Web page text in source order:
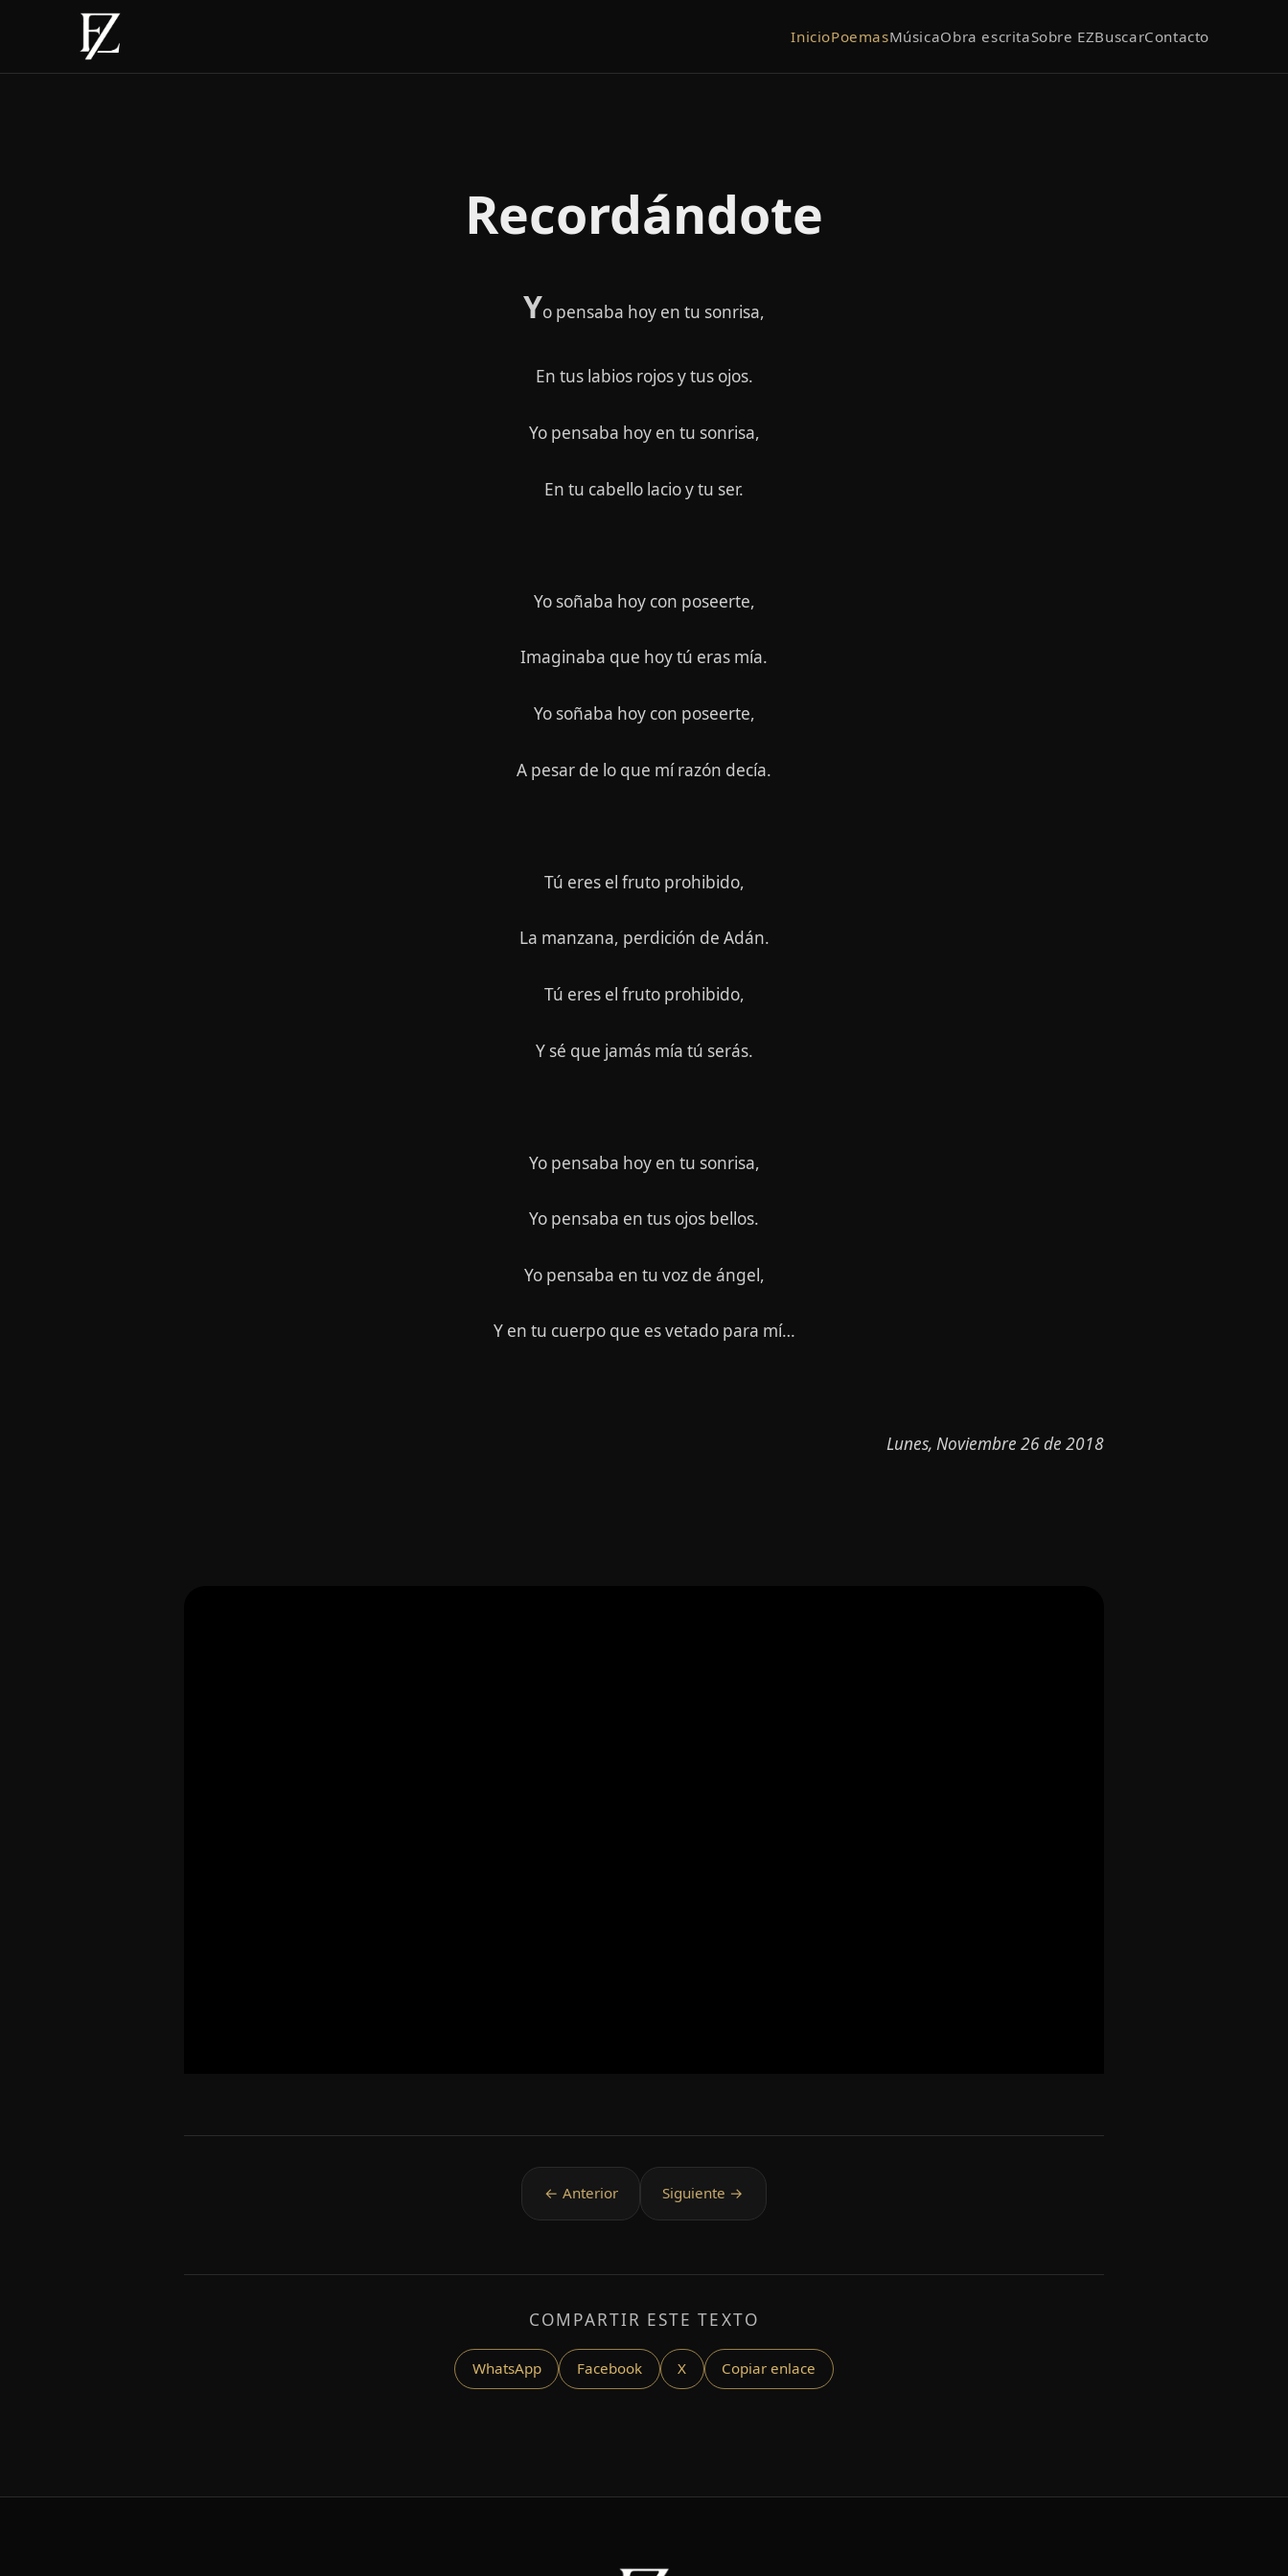
InicioPoemasMúsicaObra escritaSobre EZBuscarContacto
Recordándote
Yo pensaba hoy en tu sonrisa,
En tus labios rojos y tus ojos.
Yo pensaba hoy en tu sonrisa,
En tu cabello lacio y tu ser.
Yo soñaba hoy con poseerte,
Imaginaba que hoy tú eras mía.
Yo soñaba hoy con poseerte,
A pesar de lo que mí razón decía.
Tú eres el fruto prohibido,
La manzana, perdición de Adán.
Tú eres el fruto prohibido,
Y sé que jamás mía tú serás.
Yo pensaba hoy en tu sonrisa,
Yo pensaba en tus ojos bellos.
Yo pensaba en tu voz de ángel,
Y en tu cuerpo que es vetado para mí…
Lunes, Noviembre 26 de 2018
COMPARTIR ESTE TEXTO
WhatsApp Facebook X Copiar enlace